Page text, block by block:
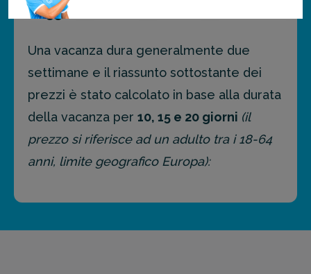
viaggio?
Una vacanza dura generalmente due
settimane e il riassunto sottostante dei
prezzi è stato calcolato in base alla durata
della vacanza per 10, 15 e 20 giorni (il
prezzo si riferisce ad un adulto tra i 18-64
anni, limite geografico Europa):